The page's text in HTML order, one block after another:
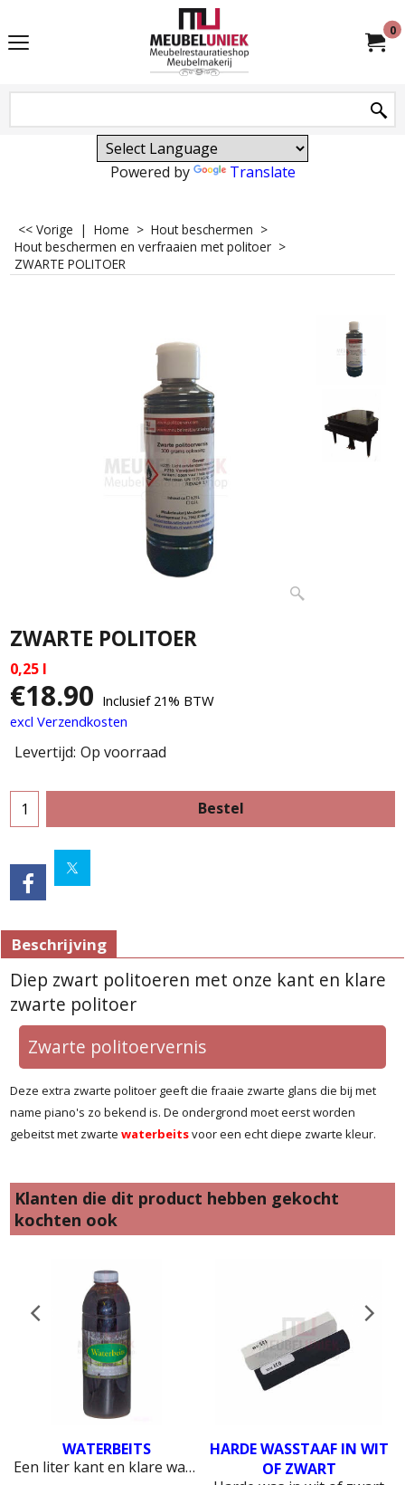
0
Powered by Translate
<< Vorige | Home > Hout beschermen >
Hout beschermen en verfraaien met politoer >
ZWARTE POLITOER
ZWARTE POLITOER
0,25 l
€18.90 Inclusief 21% BTW
excl Verzendkosten
Levertijd: Op voorraad
Bestel
Beschrijving
Diep zwart politoeren met onze kant en klare
zwarte politoer
Zwarte politoervernis
Deze extra zwarte politoer geeft die fraaie zwarte glans die bij met
name piano's zo bekend is. De ondergrond moet eerst worden
gebeitst met zwarte waterbeitsvoor een echt diepe zwarte kleur.
Klanten die dit product hebben gekocht
kochten ook
WATERBEITS
Een liter kant en klare waterbeits
HARDE WASSTAAF IN WIT
OF ZWART